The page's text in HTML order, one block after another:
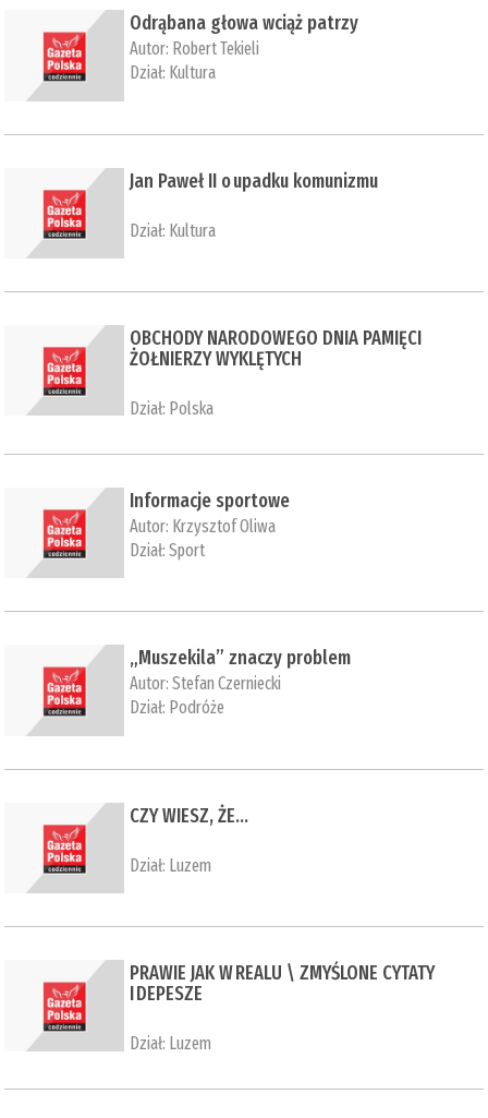
Odrąbana głowa wciąż patrzy
Autor: Robert Tekieli
Dział: Kultura
Jan Paweł II o upadku komunizmu
Dział: Kultura
OBCHODY NARODOWEGO DNIA PAMIĘCI
ŻOŁNIERZY WYKLĘTYCH
Dział: Polska
Informacje sportowe
Autor: Krzysztof Oliwa
Dział:Sport
„Muszekila” znaczy problem
Autor:Stefan Czerniecki
Dział: Podróże
CZY WIESZ, ŻE…
Dział: Luzem
PRAWIE JAK W REALU \ ZMYŚLONE CYTATY
I DEPESZE
Dział: Luzem